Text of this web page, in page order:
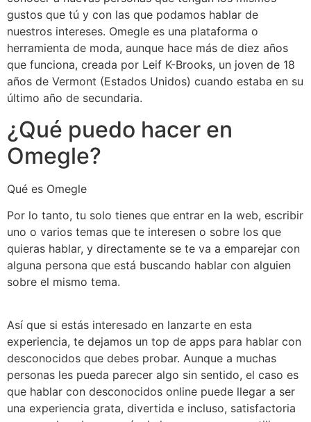
gustos que tú y con las que podamos hablar de
nuestros intereses. Omegle es una plataforma o
herramienta de moda, aunque hace más de diez años
que funciona, creada por Leif K-Brooks, un joven de 18
años de Vermont (Estados Unidos) cuando estaba en su
último año de secundaria.
¿Qué puedo hacer en
Omegle?
Qué es Omegle
Por lo tanto, tu solo tienes que entrar en la web, escribir
uno o varios temas que te interesen o sobre los que
quieras hablar, y directamente se te va a emparejar con
alguna persona que está buscando hablar con alguien
sobre el mismo tema.
Así que si estás interesado en lanzarte en esta
experiencia, te dejamos un top de apps para hablar con
desconocidos que debes probar. Aunque a muchas
personas les pueda parecer algo sin sentido, el caso es
que hablar con desconocidos online puede llegar a ser
una experiencia grata, divertida e incluso, satisfactoria